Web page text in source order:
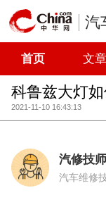
汽
首页 文章
科鲁兹大灯
2021-11-10 16:43:13
汽修技师
汽车维修